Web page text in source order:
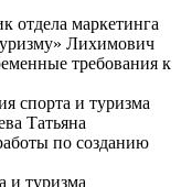
отдела маркетинга
Лихимович
требования к
спорта и туризма
Татьяна
по созданию
и туризма